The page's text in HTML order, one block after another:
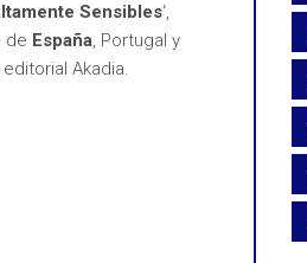
Sensibles‘,
de España, Portugal y
Akadia.